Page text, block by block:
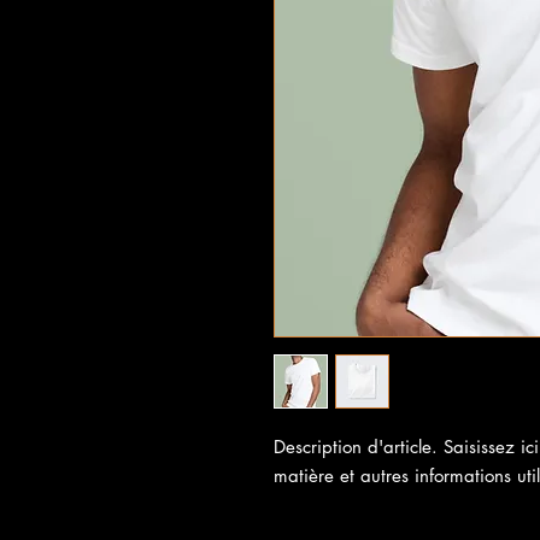
Description d'article. Saisissez
matière et autres informations